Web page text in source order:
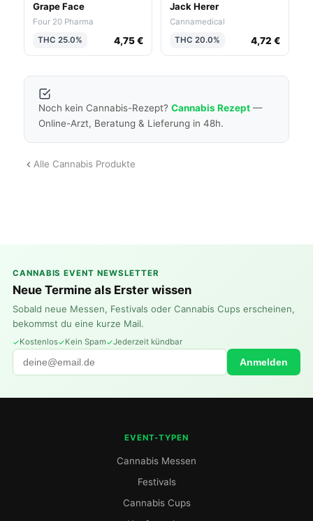
Grape Face
Four 20 Pharma
THC 25.0%
4,75 €
Jack Herer
Cannamedical
THC 20.0%
4,72 €
Noch kein Cannabis-Rezept? Cannabis Rezept —
Online-Arzt, Beratung & Lieferung in 48h.
Alle Cannabis Produkte
CANNABIS EVENT NEWSLETTER
Neue Termine als Erster wissen
Sobald neue Messen, Festivals oder Cannabis Cups erscheinen,
bekommst du eine kurze Mail.
Kostenlos Kein Spam Jederzeit kündbar
Anmelden
EVENT-TYPEN
Cannabis Messen
Festivals
Cannabis Cups